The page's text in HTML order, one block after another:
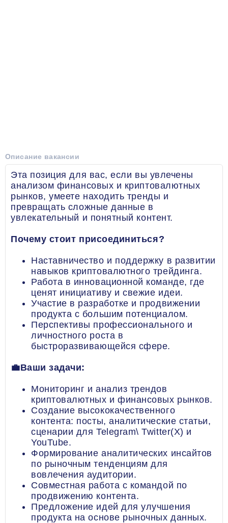
Описание вакансии
Эта позиция для вас, если вы увлечены
анализом финансовых и криптовалютных
рынков, умеете находить тренды и
превращать сложные данные в
увлекательный и понятный контент.
Почему стоит присоединиться?
Наставничество и поддержку в развитии
навыков криптовалютного трейдинга.
Работа в инновационной команде, где
ценят инициативу и свежие идеи.
Участие в разработке и продвижении
продукта c большим потенциалом.
Перспективы профессионального и
личностного роста в
быстроразвивающейся сфере.
💼Ваши задачи:
Мониторинг и анализ трендов
криптовалютных и финансовых рынков.
Создание высококачественного
контента: посты, аналитические статьи,
сценарии для Telegram\ Twitter(X) и
YouTube.
Формирование аналитических инсайтов
по рыночным тенденциям для
вовлечения аудитории.
Совместная работа с командой по
продвижению контента.
Предложение идей для улучшения
продукта на основе рыночных данных.